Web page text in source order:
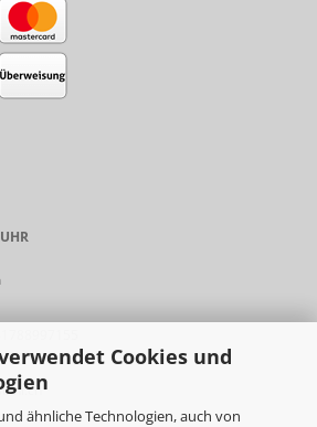
Cookies und
ähnliche Technologien, auch von